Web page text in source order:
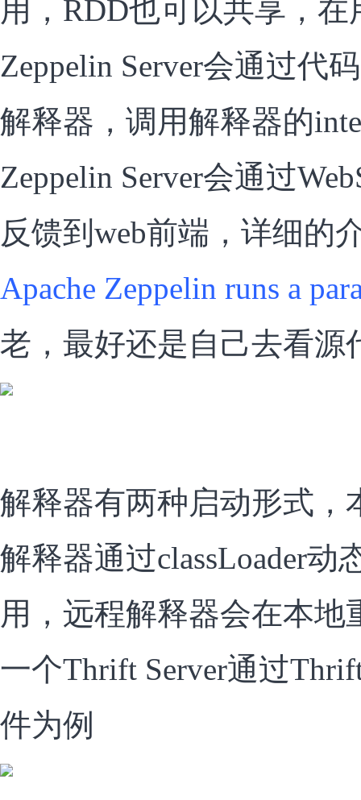
用，RDD也可以共享，
Zeppelin Server会通过代
解释器，调用解释器的
Zeppelin Server会通过
反馈到web前端，详细的
Apache Zeppelin runs a
老，最好还是自己去看源
解释器有两种启动形式，
解释器通过classLoader动
用，远程解释器会在本地
一个Thrift Server通过
件为例